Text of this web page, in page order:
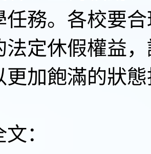
任務。各校要
法定休假權益
更加飽滿的狀
：